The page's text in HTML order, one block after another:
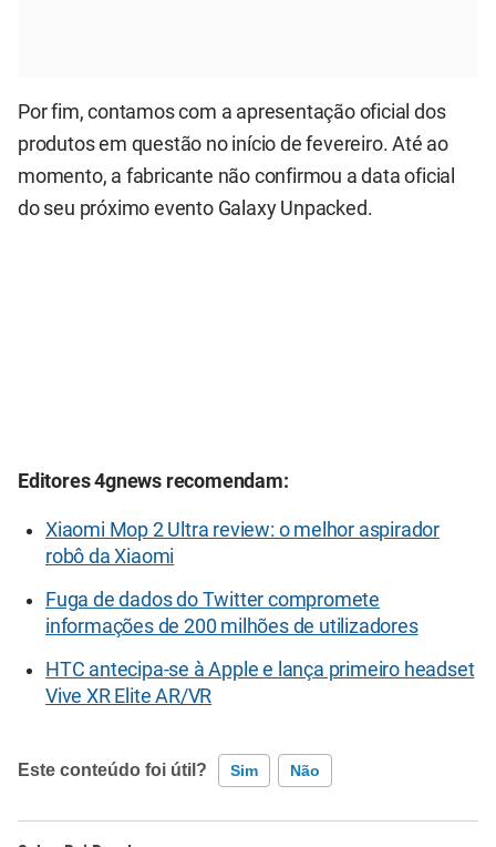
Por fim, contamos com a apresentação oficial dos
produtos em questão no início de fevereiro. Até ao
momento, a fabricante não confirmou a data oficial
do seu próximo evento Galaxy Unpacked.
Editores 4gnews recomendam:
Xiaomi Mop 2 Ultra review: o melhor aspirador
robô da Xiaomi
Fuga de dados do Twitter compromete
informações de 200 milhões de utilizadores
HTC antecipa-se à Apple e lança primeiro headset
Vive XR Elite AR/VR
Este conteúdo foi útil? Sim Não
Este conteúdo contém informação incorreta